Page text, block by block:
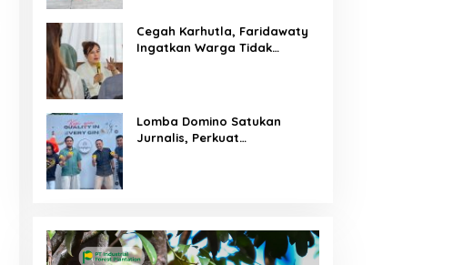
Cegah Karhutla, Faridawaty
Ingatkan Warga Tidak
Lomba Domino Satukan
Jurnalis, Perkuat